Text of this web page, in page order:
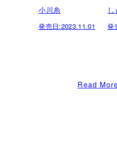
小川糸
発売日:2023.11.01 発
Read